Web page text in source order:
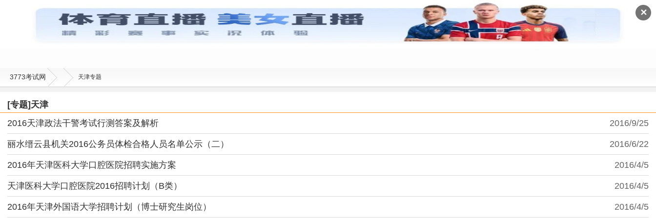
✕
天津
3773考试网 天津专题
[专题]天津
2016/9/25
2016天津政法干警考试行测答案及解析
2016/6/22
丽水缙云县机关2016公务员体检合格人员名单公示（二）
2016/4/5
2016年天津医科大学口腔医院招聘实施方案
2016/4/5
天津医科大学口腔医院2016招聘计划（B类）
2016/4/5
2016年天津外国语大学招聘计划（博士研究生岗位）